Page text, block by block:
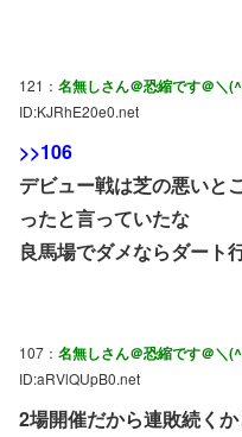
121： 名無しさん＠恐縮です＠＼
ID:KJRhE20e0.net
>>106
デビュー戦は芝の悪いと
ったと言っていたな
良馬場でダメならダート
107： 名無しさん＠恐縮です＠＼
ID:aRVlQUpB0.net
2場開催だから連敗続く